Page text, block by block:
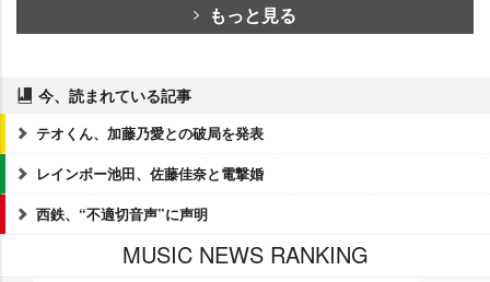
もっと見る
今、読まれている記事
テオくん、加藤乃愛との破局を発表
レインボー池田、佐藤佳奈と電撃婚
西鉄、“不適切音声”に声明
MUSIC NEWS RANKING